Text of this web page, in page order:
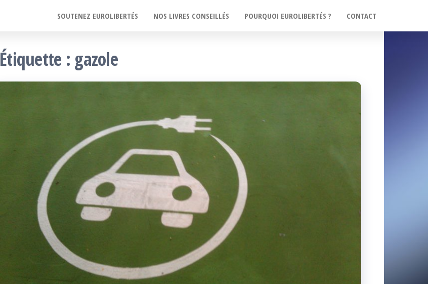
SOUTENEZ EUROLIBERTÉS NOS LIVRES CONSEILLÉS POURQUOI EUROLIBERTÉS ? CONTACT
Étiquette : gazole